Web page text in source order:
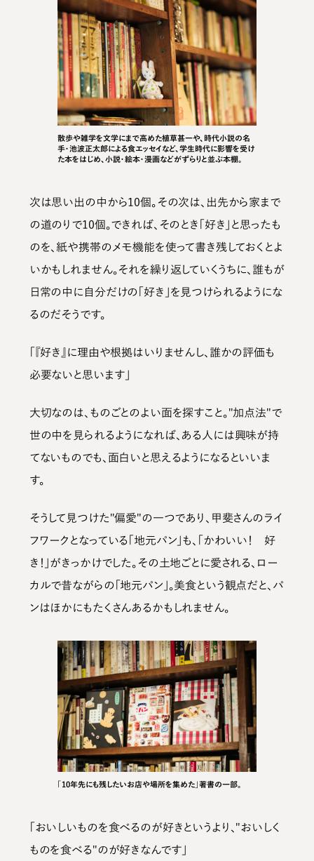
散歩や雑学を文学にまで高めた植草甚一や、時代小説の名
手・池波正太郎による食エッセイなど、学生時代に影響を受け
た本をはじめ、小説・絵本・漫画などがずらりと並ぶ本棚。
次は思い出の中から10個。その次は、出先から家まで
の道のりで10個。できれば、そのとき「好き」と思ったも
のを、紙や携帯のメモ機能を使って書き残しておくとよ
いかもしれません。それを繰り返していくうちに、誰もが
日常の中に自分だけの「好き」を見つけられるようにな
るのだそうです。
「『好き』に理由や根拠はいりませんし、誰かの評価も
必要ないと思います」
大切なのは、ものごとのよい面を探すこと。"加点法"で
世の中を見られるようになれば、ある人には興味が持
てないものでも、面白いと思えるようになるといいま
す。
そうして見つけた"偏愛"の一つであり、甲斐さんのライ
フワークとなっている「地元パン」も、「かわいい！ 好
き！」がきっかけでした。その土地ごとに愛される、ロー
カルで昔ながらの「地元パン」。美食という観点だと、パ
ンはほかにもたくさんあるかもしれません。
「10年先にも残したいお店や場所を集めた」著書の一部。
「おいしいものを食べるのが好きというより、"おいしく
ものを食べる"のが好きなんです」